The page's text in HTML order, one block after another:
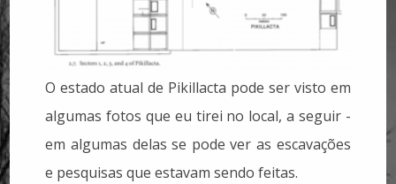
O estado atual de Pikillacta pode ser visto em
algumas fotos que eu tirei no local, a seguir -
em algumas delas se pode ver as escavações
e pesquisas que estavam sendo feitas.